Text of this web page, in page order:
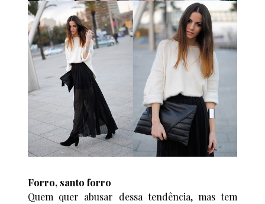
Forro, santo forro
Quem quer abusar dessa tendência, mas tem